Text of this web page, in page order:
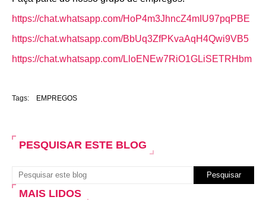
https://chat.whatsapp.com/HoP4m3JhncZ4mIU97pqPBE
https://chat.whatsapp.com/BbUq3ZfPKvaAqH4Qwi9VB5
https://chat.whatsapp.com/LloENEw7RiO1GLiSETRHbm
Tags: EMPREGOS
PESQUISAR ESTE BLOG
MAIS LIDOS